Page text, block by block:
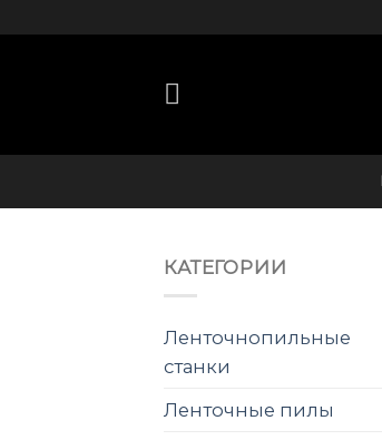
КАТЕГОРИИ
Ленточнопильные
станки
Ленточные пилы